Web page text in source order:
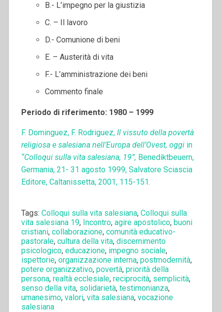
B.- L’impegno per la giustizia
C. – Il lavoro
D.- Comunione di beni
E. – Austerità di vita
F.- L’amministrazione dei beni
Commento finale
Periodo di riferimento: 1980 – 1999
F. Dominguez, F. Rodriguez, Il vissuto della povertà
religiosa e salesiana nell’Europa dell’Ovest, oggiin
“Colloqui sulla vita salesiana, 19”, Benediktbeuern,
Germania, 21- 31 agosto 1999, Salvatore Sciascia
Editore, Caltanissetta, 2001, 115-151.
Tags: Colloqui sulla vita salesiana, Colloqui sulla
vita salesiana 19, Incontro, agire apostolico, buoni
cristiani, collaborazione, comunità educativo-
pastorale, cultura della vita, discernimento
psicologico, educazione, impegno sociale,
ispettorie, organizzazione interna, postmodernità,
potere organizzativo, povertà, priorità della
persona, realtà ecclesiale, reciprocità, semplicità,
senso della vita, solidarietà, testimonianza,
umanesimo, valori, vita salesiana, vocazione
salesiana